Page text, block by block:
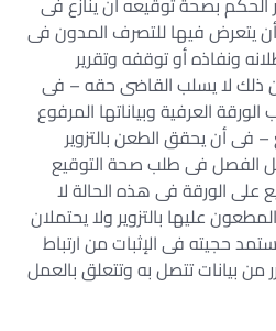
يتعرض فيها للتصرف المدون فى
ونفاذه أو توقفه وتقرير
أن ذلك لا يسلب القاضى حقه – فى
العرفية وبياناتها المرفوع
فى أن يحقق الطعن بالتزوير
الفصل فى طلب صحة التوقيع
على الورقة فى هذه الحالة لا
عليها بالتزوير ولا يحتملان
حجيته فى الإثبات من ارتباط
من بيانات تتصل به وتتعلق بالعمل